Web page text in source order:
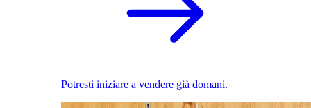
Potresti iniziare a vendere già domani.